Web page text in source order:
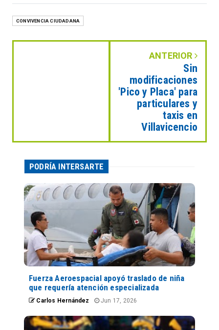
CONVIVENCIA CIUDADANA
ANTERIOR
Sin
modificaciones
'Pico y Placa' para
particulares y
taxis en
Villavicencio
PODRÍA INTERSARTE
Fuerza Aeroespacial apoyó traslado de niña
que requería atención especializada
Carlos Hernández Jun 17, 2026